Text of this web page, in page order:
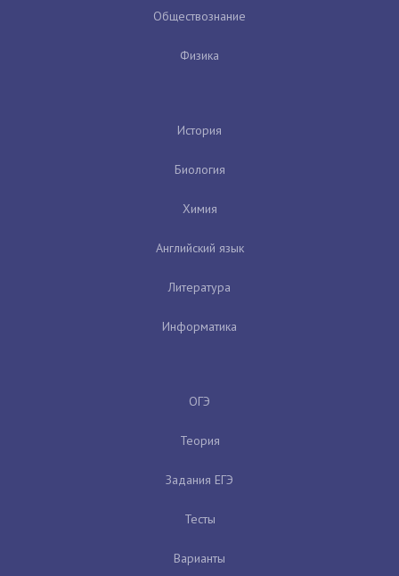
Обществознание
Физика
История
Биология
Химия
Английский язык
Литература
Информатика
ОГЭ
Теория
Задания ЕГЭ
Тесты
Варианты